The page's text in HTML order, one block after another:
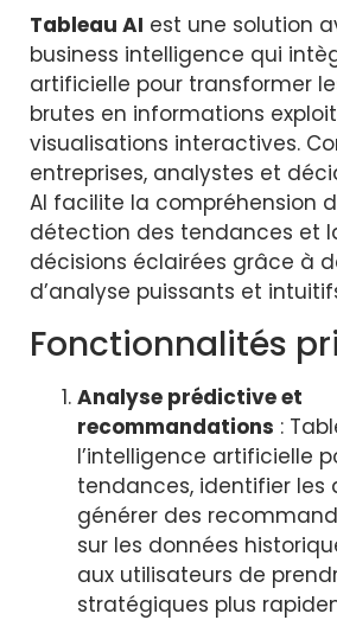
Tableau AI est une solution
business intelligence qui
artificielle pour transformer
brutes en informations
visualisations interactives.
entreprises, analystes et
AI facilite la compréhension
détection des tendances et
décisions éclairées grâce à
d’analyse puissants et
Fonctionnalités
Analyse prédictive et
recommandations :
l’intelligence artificielle
tendances, identifier les
générer des
sur les données
aux utilisateurs de
stratégiques plus